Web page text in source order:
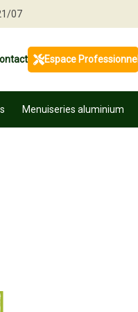
de produits
Espace Professionnel
Menuiseries aluminium